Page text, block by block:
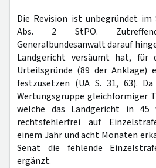
Die Revision ist unbegründet im
Abs. 2 StPO.
Generalbundesanwalt darauf
Landgericht versäumt hat, für
Urteilsgründe (89 der Anklage)
festzusetzen (UA S. 31, 63).
Wertungsgruppe gleichförmiger
welche das Landgericht in 45
rechtsfehlerfrei auf
einem Jahr und acht Monaten
Senat die fehlende
ergänzt.